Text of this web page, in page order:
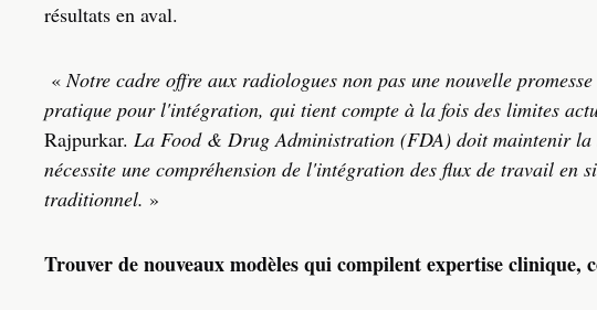
résultats en aval.
«Notre cadre offre aux radiologues non pas une nouvelle
pratique pour l'intégration, qui tient compte à la fois des limites
Rajpurkar. La Food & Drug Administration (FDA) doit maintenir
nécessite une compréhension de l'intégration des flux de travail en
traditionnel. »
Trouver de nouveaux modèles qui compilent expertise clinique,